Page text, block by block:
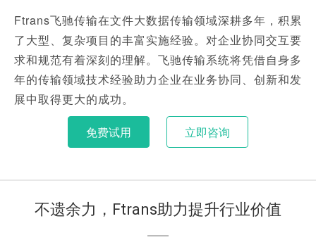
Ftrans飞驰传输在文件大数据传输领域深耕多年，积累
了大型、复杂项目的丰富实施经验。对企业协同交互要
求和规范有着深刻的理解。飞驰传输系统将凭借自身多
年的传输领域技术经验助力企业在业务协同、创新和发
展中取得更大的成功。
免费试用 立即咨询
不遗余力，Ftrans助力提升行业价值